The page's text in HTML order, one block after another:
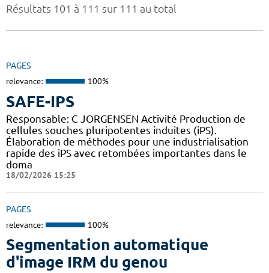
Résultats 101 à 111 sur 111 au total
PAGES
relevance: 100%
SAFE-IPS
Responsable: C JORGENSEN Activité Production de
cellules souches pluripotentes induites (iPS).
Élaboration de méthodes pour une industrialisation
rapide des iPS avec retombées importantes dans le
doma
18/02/2026 15:25
PAGES
relevance: 100%
Segmentation automatique
d'image IRM du genou